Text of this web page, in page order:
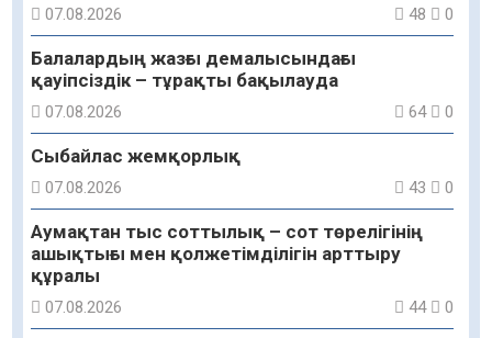
07.08.2026 48 0
Балалардың жазғы демалысындағы
қауіпсіздік – тұрақты бақылауда
07.08.2026 64 0
Сыбайлас жемқорлық
07.08.2026 43 0
Аумақтан тыс соттылық – сот төрелігінің
ашықтығы мен қолжетімділігін арттыру
құралы
07.08.2026 44 0